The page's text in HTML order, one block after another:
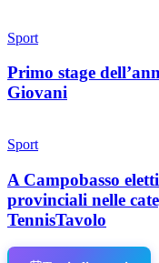
Sport
Primo stage
Giovani
Sport
A Campobasso
provinciali nelle
TennisTavolo